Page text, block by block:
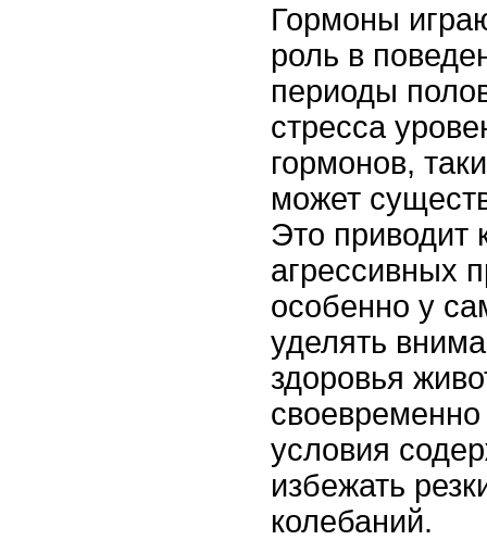
Гормоны
роль в
периоды
стресса
гормонов,
может
Это приводит
агрессивных
особенно у
уделять
здоровья
условия
избежать
колебаний.